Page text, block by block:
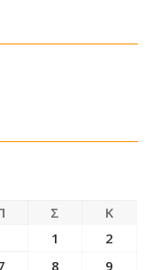
Σ
Κ
1
2
8 9